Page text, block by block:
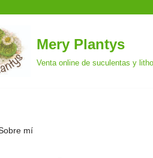
Mery Plantys
Venta online de suculentas y
mí